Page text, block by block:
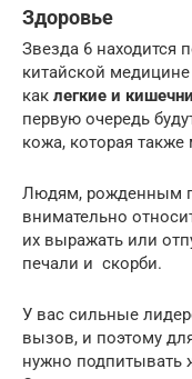
Здоровье
Звезда 6 находится
китайской
как легкие и
первую очередь
кожа, которая
Людям, рожденным
внимательно
их выражать или
печали и скорби.
У вас сильные
вызов, и поэтому
нужно подпитывать